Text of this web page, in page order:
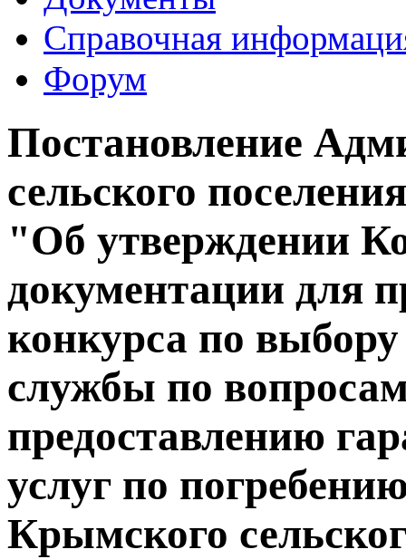
Справочная
Форум
Постановление
сельского
"Об утверждении
документации для
конкурса по
службы по
предоставлению
услуг по
Крымского